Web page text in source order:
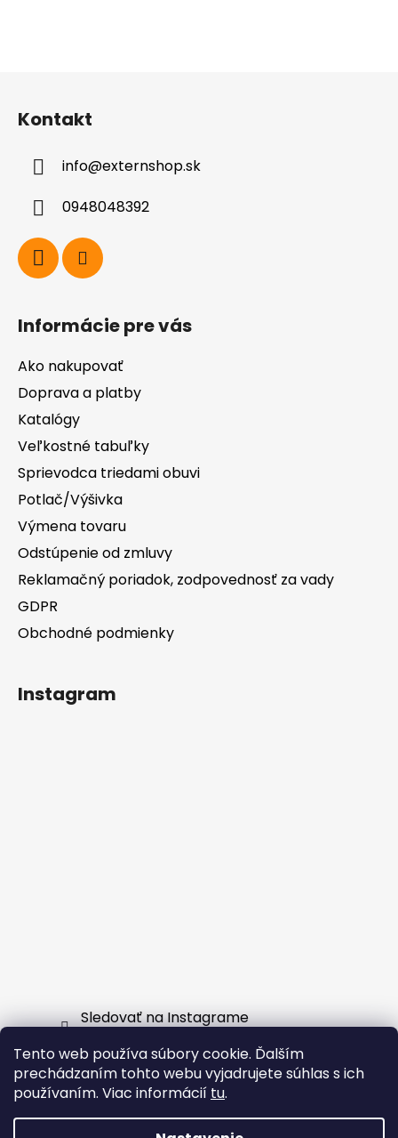
Tento web používa súbory cookie. Ďalším
prechádzaním tohto webu vyjadrujete súhlas s ich
používaním. Viac informácií tu.
Kontakt
info@externshop.sk
0948048392
Informácie pre vás
Ako nakupovať
Doprava a platby
Katalógy
Veľkostné tabuľky
Sprievodca triedami obuvi
Potlač/Výšivka
Výmena tovaru
Odstúpenie od zmluvy
Reklamačný poriadok, zodpovednosť za vady
GDPR
Obchodné podmienky
Instagram
Sledovať na Instagrame
Facebook